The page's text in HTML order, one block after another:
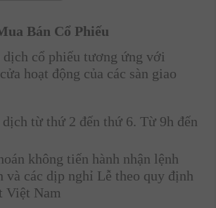
Bán Cổ Phiếu
cổ phiếu tương ứng với
hoạt động của các sàn giao
từ thứ 2 đến thứ 6. Từ 9h đến
không tiến hành nhận lệnh
và các dịp nghỉ Lễ theo quy định
Việt Nam